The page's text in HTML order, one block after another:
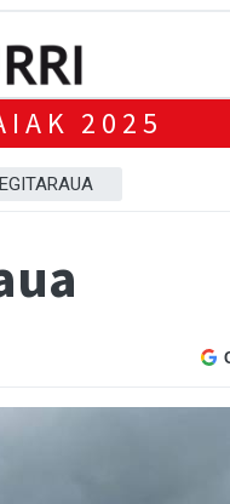
2025
EGITARAUA